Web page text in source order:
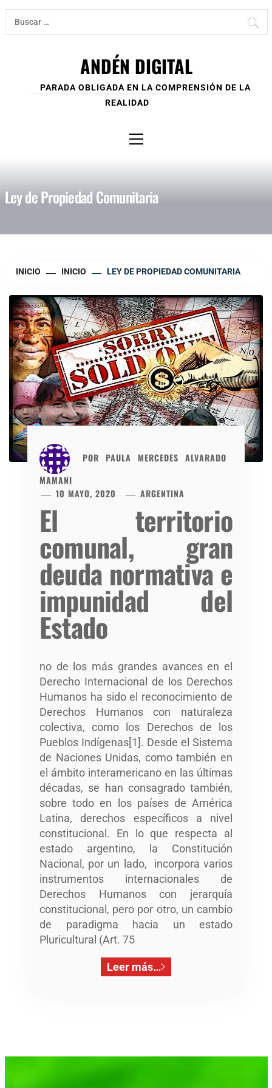
Ir
contenido
Buscar:
ANDÉN DIGITAL
PARADA OBLIGADA EN LA COMPRENSIÓN DE LA
REALIDAD
principal
Ley de Propiedad Comunitaria
INICIO INICIO LEY DE PROPIEDAD COMUNITARIA
POR PAULA MERCEDES ALVARADO
MAMANI
10 MAYO, 2020
ARGENTINA
El territorio
comunal, gran
deuda normativa e
impunidad del
Estado
no de los más grandes avances en el
Derecho Internacional de los Derechos
Humanos ha sido el reconocimiento de
Derechos Humanos con naturaleza
colectiva, como los Derechos de los
Pueblos Indígenas[1]. Desde el Sistema
de Naciones Unidas, como también en
el ámbito interamericano en las últimas
décadas, se han consagrado también,
sobre todo en los países de América
Latina, derechos específicos a nivel
constitucional. En lo que respecta al
estado argentino, la Constitución
Nacional, por un lado, incorpora varios
instrumentos internacionales de
Derechos Humanos con jerarquía
constitucional, pero por otro, un cambio
de paradigma hacia un estado
Pluricultural (Art. 75
Leer más…